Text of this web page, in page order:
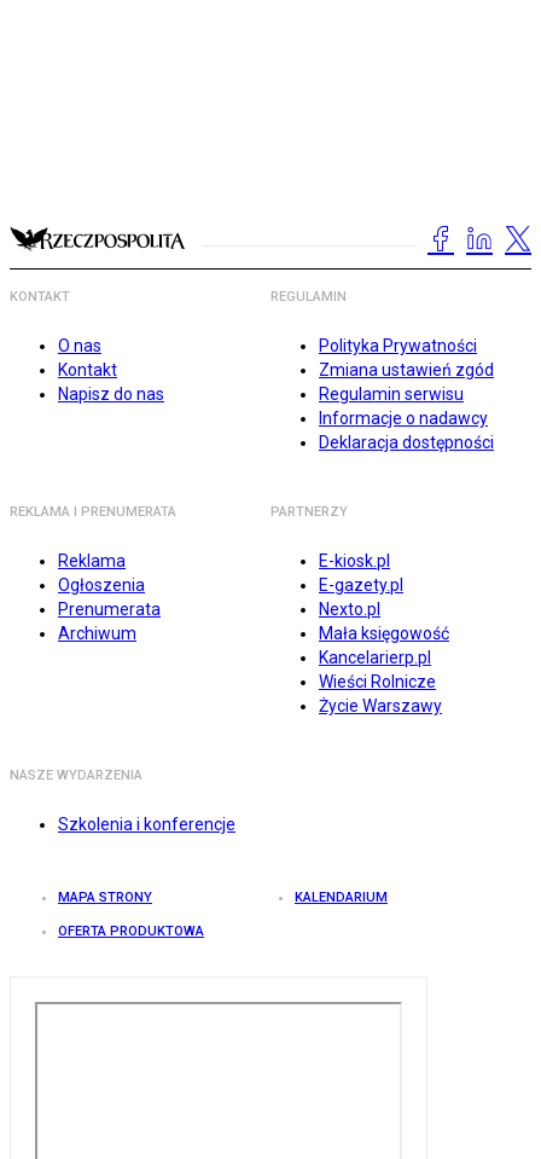
KONTAKT
O nas
Kontakt
Napisz do nas
REGULAMIN
Polityka Prywatności
Zmiana ustawień zgód
Regulamin serwisu
Informacje o nadawcy
Deklaracja dostępności
REKLAMA I PRENUMERATA
Reklama
Ogłoszenia
Prenumerata
Archiwum
PARTNERZY
E-kiosk.pl
E-gazety.pl
Nexto.pl
Mała księgowość
Kancelarierp.pl
Wieści Rolnicze
Życie Warszawy
NASZE WYDARZENIA
Szkolenia i konferencje
MAPA STRONY KALENDARIUM
OFERTA PRODUKTOWA